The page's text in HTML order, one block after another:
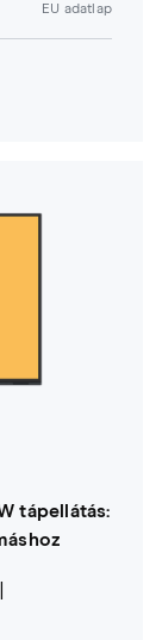
EU adatlap
tápellátás: